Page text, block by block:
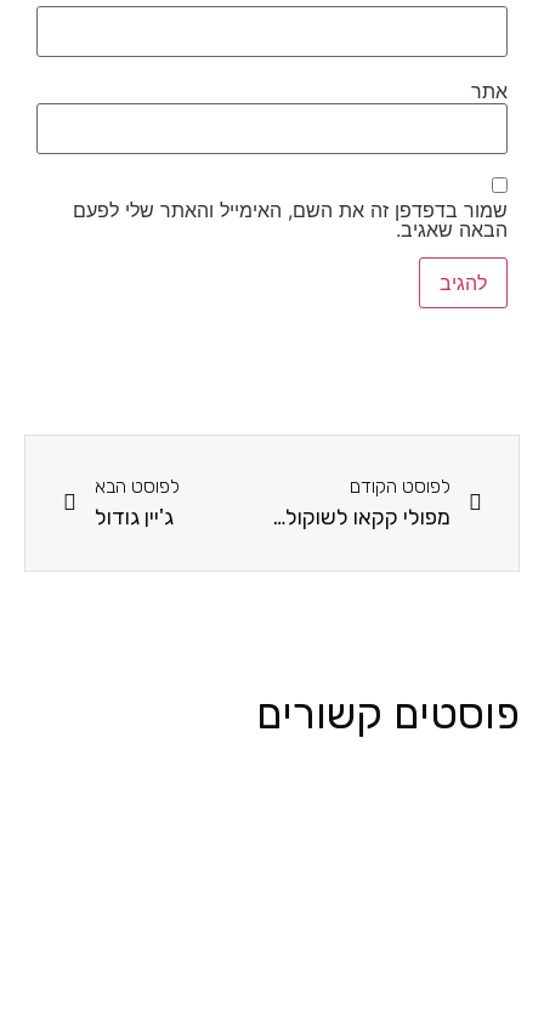
אתר
שמור בדפדפן זה את השם, האימייל והאתר שלי לפעם
הבאה שאגיב.
לפוסט הקודם
מפולי קקאו לשוקולד
לפוסט הבא
ג'יין גודול
פוסטים קשורים